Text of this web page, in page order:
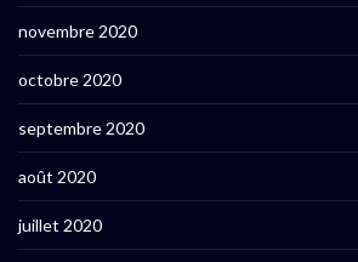
novembre 2020
octobre 2020
septembre 2020
août 2020
juillet 2020